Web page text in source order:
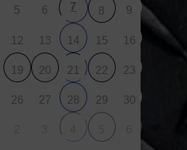
5 6 7 8 9
12 13 14 15 16
19 20 21 22 23
26 27 28 29 30